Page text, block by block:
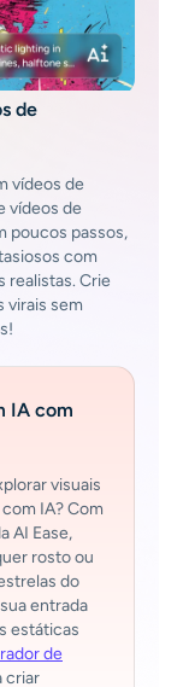
de
vídeos de
vídeos de
poucos passos,
com
realistas. Crie
virais sem
IA com
visuais
IA? Com
AI Ease,
rosto ou
do
entrada
estáticas
de
criar